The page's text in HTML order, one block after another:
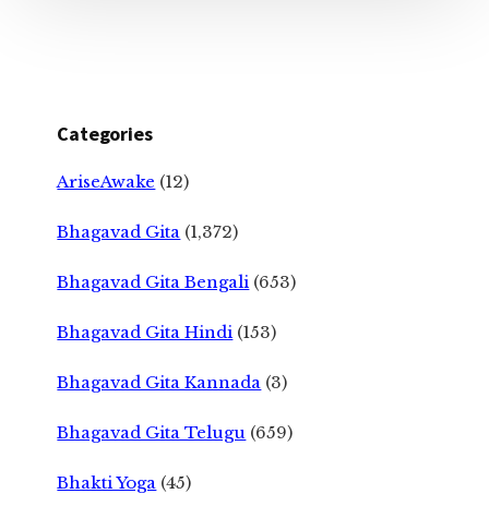
Categories
AriseAwake (12)
Bhagavad Gita (1,372)
Bhagavad Gita Bengali (653)
Bhagavad Gita Hindi (153)
Bhagavad Gita Kannada (3)
Bhagavad Gita Telugu (659)
Bhakti Yoga (45)